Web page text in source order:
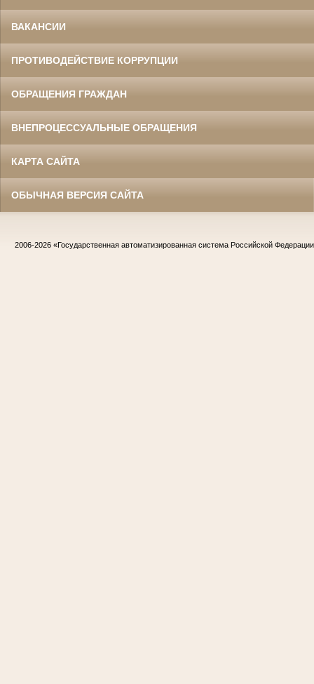
ВАКАНСИИ
ПРОТИВОДЕЙСТВИЕ КОРРУПЦИИ
ОБРАЩЕНИЯ ГРАЖДАН
ВНЕПРОЦЕССУАЛЬНЫЕ ОБРАЩЕНИЯ
КАРТА САЙТА
ОБЫЧНАЯ ВЕРСИЯ САЙТА
2006-2026 «Государственная автоматизированная система Российской